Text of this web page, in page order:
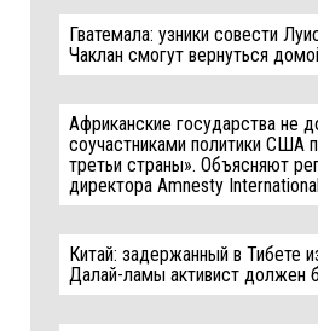
Гватемала: узники совести
Чаклан смогут вернуться
Африканские государства не
соучастниками политики США
третьи страны». Объясняют
директора Amnesty
Китай: задержанный в Тибете
Далай-ламы активист должен